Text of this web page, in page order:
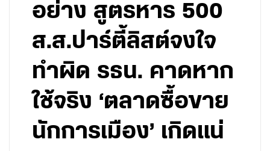
อย่าง สูตรหาร 500
ส.ส.ปาร์ตี้ลิสต์จงใจ
ทำผิด รธน. คาดหาก
ใช้จริง ‘ตลาดซื้อขาย
นักการเมือง’ เกิดแน่